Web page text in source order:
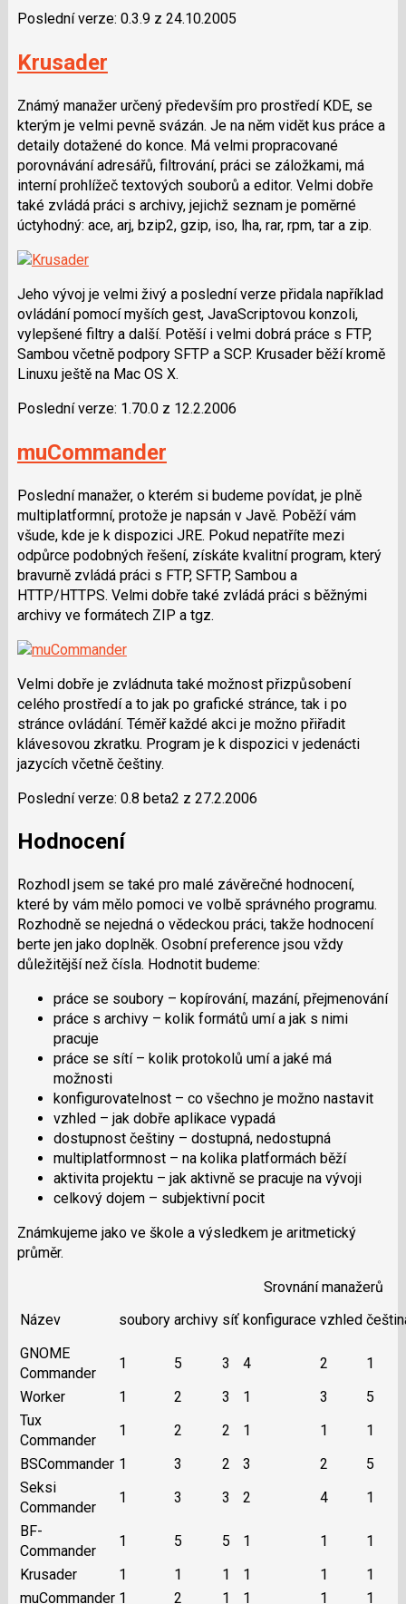
Poslední verze: 0.3.9 z 24.10.2005
Krusader
Známý manažer určený především pro prostředí KDE, se
kterým je velmi pevně svázán. Je na něm vidět kus práce a
detaily dotažené do konce. Má velmi propracované
porovnávání adresářů, filtrování, práci se záložkami, má
interní prohlížeč textových souborů a editor. Velmi dobře
také zvládá práci s archivy, jejichž seznam je poměrné
úctyhodný: ace, arj, bzip2, gzip, iso, lha, rar, rpm, tar a zip.
Jeho vývoj je velmi živý a poslední verze přidala například
ovládání pomocí myších gest, JavaScriptovou konzoli,
vylepšené filtry a další. Potěší i velmi dobrá práce s FTP,
Sambou včetně podpory SFTP a SCP. Krusader běží kromě
Linuxu ještě na Mac OS X.
Poslední verze: 1.70.0 z 12.2.2006
muCommander
Poslední manažer, o kterém si budeme povídat, je plně
multiplatformní, protože je napsán v Javě. Poběží vám
všude, kde je k dispozici JRE. Pokud nepatříte mezi
odpůrce podobných řešení, získáte kvalitní program, který
bravurně zvládá práci s FTP, SFTP, Sambou a
HTTP/HTTPS. Velmi dobře také zvládá práci s běžnými
archivy ve formátech ZIP a tgz.
Velmi dobře je zvládnuta také možnost přizpůsobení
celého prostředí a to jak po grafické stránce, tak i po
stránce ovládání. Téměř každé akci je možno přiřadit
klávesovou zkratku. Program je k dispozici v jedenácti
jazycích včetně češtiny.
Poslední verze: 0.8 beta2 z 27.2.2006
Hodnocení
Rozhodl jsem se také pro malé závěrečné hodnocení,
které by vám mělo pomoci ve volbě správného programu.
Rozhodně se nejedná o vědeckou práci, takže hodnocení
berte jen jako doplněk. Osobní preference jsou vždy
důležitější než čísla. Hodnotit budeme:
práce se soubory – kopírování, mazání, přejmenování
práce s archivy – kolik formátů umí a jak s nimi
pracuje
práce se sítí – kolik protokolů umí a jaké má
možnosti
konfigurovatelnost – co všechno je možno nastavit
vzhled – jak dobře aplikace vypadá
dostupnost češtiny – dostupná, nedostupná
multiplatformnost – na kolika platformách běží
aktivita projektu – jak aktivně se pracuje na vývoji
celkový dojem – subjektivní pocit
Známkujeme jako ve škole a výsledkem je aritmetický
průměr.
Srovnání manažerů
Název
soubory archivy síť konfigurace vzhled
GNOME
Commander
1 5 3 4 2
1
Worker
1 2 3 1 3
5
Tux
Commander
1 2 2 1 1
1
BSCommander 1 3 2 3 2
5
Seksi
Commander
1 3 3 2 4
1
BF-
Commander
1 5 5 1 1
1
Krusader
1 1 1 1 1
1
muCommander 1 2 1 1 1 1